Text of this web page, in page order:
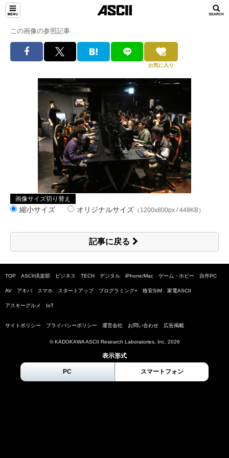
この画像の参照記事
お気に入り
画像サイズ切り替え
縮小サイズ オリジナルサイズ （1200x800px / 448KB）
記事に戻る
TOP ASCII倶楽部 ビジネス TECH デジタル iPhone/Mac ゲーム・ホビー 自作PC
AV アキバ スマホ スタートアップ プログラミング+ 格安SIM 家電ASCII
アスキーグルメ IoT
サイトポリシー プライバシーポリシー 運営会社 お問い合わせ 広告掲載
© KADOKAWA ASCII Research Laboratories, Inc. 2026
表示形式
PC スマートフォン